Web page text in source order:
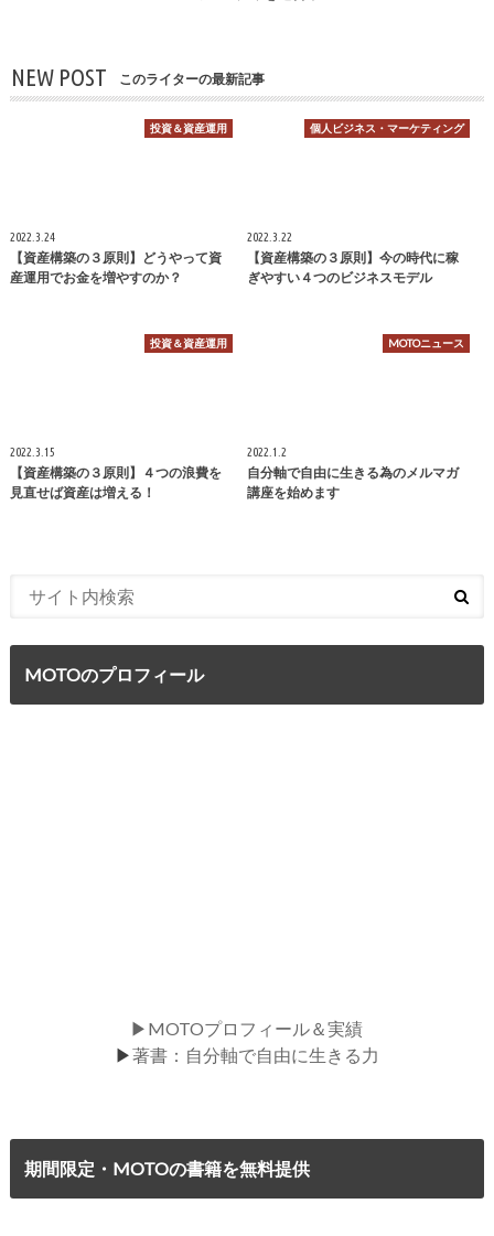
NEW POST このライターの最新記事
投資＆資産運用
2022.3.24
【資産構築の３原則】どうやって資
産運用でお金を増やすのか？
個人ビジネス・マーケティング
2022.3.22
【資産構築の３原則】今の時代に稼
ぎやすい４つのビジネスモデル
投資＆資産運用
2022.3.15
【資産構築の３原則】４つの浪費を
見直せば資産は増える！
MOTOニュース
2022.1.2
自分軸で自由に生きる為のメルマガ
講座を始めます
MOTOのプロフィール
▶MOTOプロフィール＆実績
▶著書：自分軸で自由に生きる力
期間限定・MOTOの書籍を無料提供